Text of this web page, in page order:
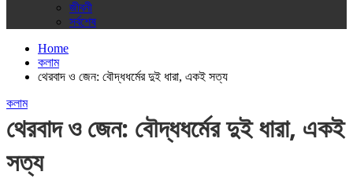
জীবনী
সর্বশেষ
Home
কলাম
থেরবাদ ও জেন: বৌদ্ধধর্মের দুই ধারা, একই সত্য
কলাম
থেরবাদ ও জেন: বৌদ্ধধর্মের দুই ধারা, একই
সত্য